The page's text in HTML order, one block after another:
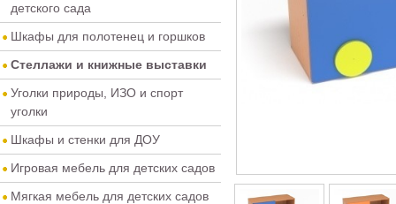
детского сада
Шкафы для полотенец и горшков
Стеллажи и книжные выставки
Уголки природы, ИЗО и спорт
уголки
Шкафы и стенки для ДОУ
Игровая мебель для детских садов
Мягкая мебель для детских садов